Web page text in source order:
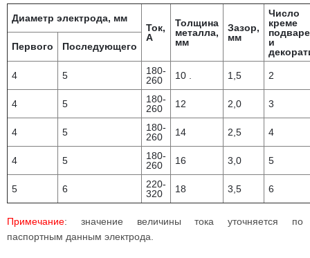
Диаметр электрода, мм
Ток,
А
Толщина
металла,
мм
Зазор,
мм
Число
креме
и
Первого Последующего
4 5
180-
260
10 . 1,5 2
4 5
180-
260
12 2,0 3
4 5
180-
260
14 2,5 4
4 5
180-
260
16 3,0 5
5 6
220-
320
18 3,5 6
Примечание: значение величины тока уточняется по
паспортным данным электрода.